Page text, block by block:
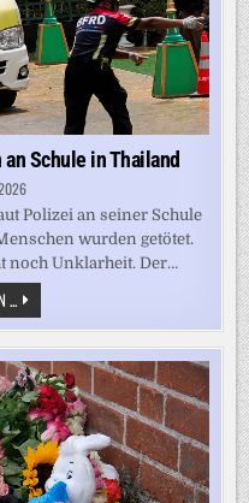
Schule in Thailand
Polizei an seiner Schule
wurden getötet.
noch Unklarheit. Der…
...MEHRERE
TOTE
BEI
SCHÜSSEN
AN
SCHULE
IN
THAILAND